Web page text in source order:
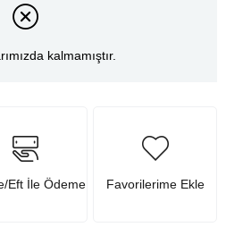
kalmamıştır.
Eft İle Ödeme Favorilerime Ekle